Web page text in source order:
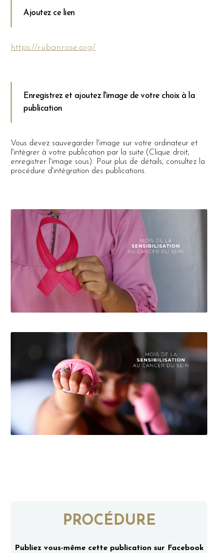
Ajoutez ce lien
https://rubanrose.org/
Enregistrez et ajoutez l'image de votre choix à la
publication
Vous devez sauvegarder l'image sur votre ordinateur et
l'intégrer à votre publication par la suite.(Clique droit,
enregistrer l'image sous). Pour plus de détails, consultez la
procédure d'intégration des publications.
PROCÉDURE
Publiez vous-même cette publication sur Facebook